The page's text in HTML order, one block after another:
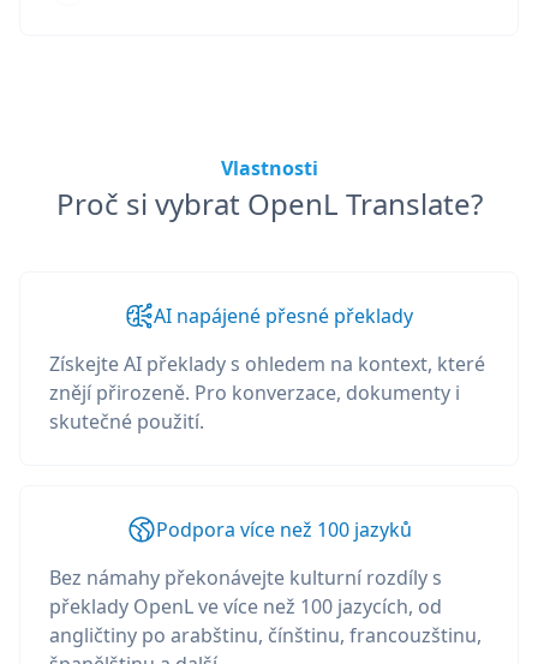
Vlastnosti
Proč si vybrat OpenL Translate?
AI napájené přesné překlady
Získejte AI překlady s ohledem na kontext, které
znějí přirozeně. Pro konverzace, dokumenty i
skutečné použití.
Podpora více než 100 jazyků
Bez námahy překonávejte kulturní rozdíly s
překlady OpenL ve více než 100 jazycích, od
angličtiny po arabštinu, čínštinu, francouzštinu,